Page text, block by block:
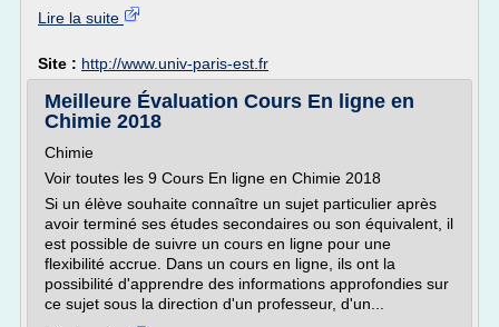
Lire la suite
Site : http://www.univ-paris-est.fr
Meilleure Évaluation Cours En ligne en
Chimie 2018
Chimie
Voir toutes les 9 Cours En ligne en Chimie 2018
Si un élève souhaite connaître un sujet particulier après
avoir terminé ses études secondaires ou son équivalent, il
est possible de suivre un cours en ligne pour une
flexibilité accrue. Dans un cours en ligne, ils ont la
possibilité d'apprendre des informations approfondies sur
ce sujet sous la direction d'un professeur, d'un...